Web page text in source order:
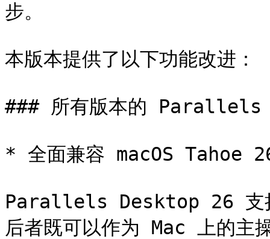
步。
本版本提供了以下功能改进：
### 所有版本的
* 全面兼容 macOS Tahoe
Parallels Desktop 26 支持
后者既可以作为 Mac 上的主